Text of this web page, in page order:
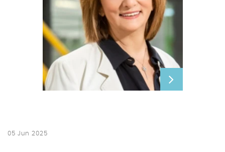
05 Jun 2025